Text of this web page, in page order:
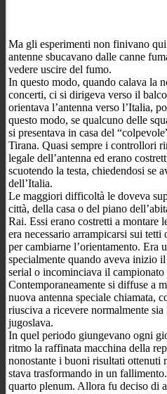
Ma gli esperimenti non finivano
antenne sbucavano dalle canne
vedere uscire del fumo.
In questo modo, quando calava la
concerti, ci si dirigeva verso il
orientava l’antenna verso l’Italia,
questo modo, se qualcuno delle
si presentava in casa del
Tirana. Quasi sempre i controllori
legale dell’antenna ed erano
scuotendo la testa, chiedendosi se
dell’Italia.
Le maggiori difficoltà le doveva
città, della casa o del piano
Rai. Essi erano costretti a montare
era necessario arrampicarsi sui
per cambiarne l’orientamento. Era
specialmente quando aveva inizio
serial o incominciava il
Contemporaneamente si diffuse a
nuova antenna speciale chiamata,
riusciva a ricevere normalmente
jugoslava.
In quel periodo giungevano ogni
ritmo la raffinata macchina della
nonostante i buoni risultati ottenuti
stava trasformando in un
quarto plenum. Allora fu deciso di